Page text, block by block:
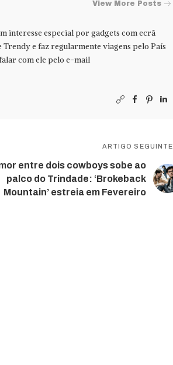
View More Posts
interesse especial por gadgets com ecrã
e faz regularmente viagens pelo País
com ele pelo e-mail
ARTIGO SEGUINTE
entre dois cowboys sobe ao
palco do Trindade: ‘Brokeback
Mountain’ estreia em Fevereiro